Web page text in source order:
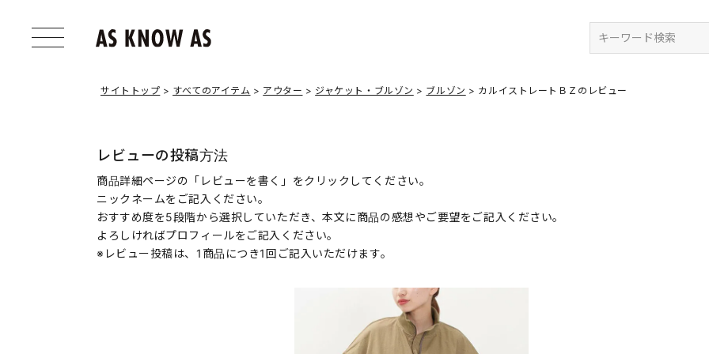
サイトトップ すべてのアイテム アウター ジャケット・ブルゾン ブルゾン カルイストレートＢＺのレビュー
レビューの投稿方法
商品詳細ページの「レビューを書く」をクリックしてください。
ニックネームをご記入ください。
おすすめ度を5段階から選択していただき、本文に商品の感想やご要望をご記入ください。
よろしければプロフィールをご記入ください。
※レビュー投稿は、1商品につき1回ご記入いただけます。